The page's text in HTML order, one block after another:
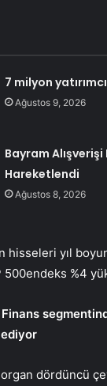
7 milyon
Ağustos 9, 2026
Bayram
Hareketlendi
Ağustos 8, 2026
hisseleri yıl
500endeks %4
ediyor
dördüncü